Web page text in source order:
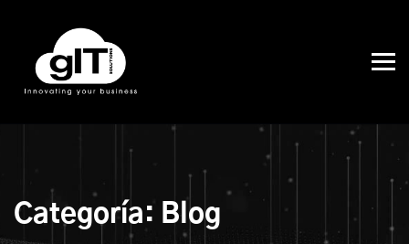
Categoría: Blog